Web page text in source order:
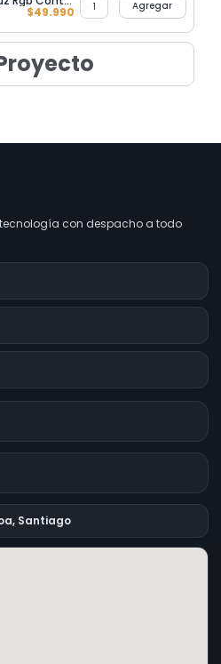
$49.990 Agregar
con despacho a todo
Santiago